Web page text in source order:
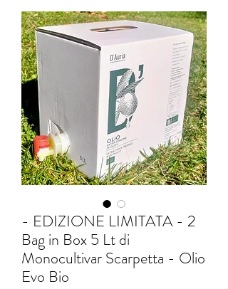
- EDIZIONE LIMITATA - 2
Bag in Box 5 Lt di
Monocultivar Scarpetta - Olio
Evo Bio